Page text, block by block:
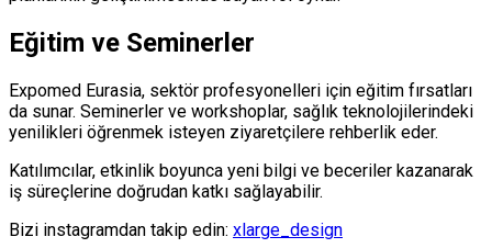
Eğitim ve Seminerler
Expomed Eurasia, sektör profesyonelleri için eğitim fırsatları
da sunar. Seminerler ve workshoplar, sağlık teknolojilerindeki
yenilikleri öğrenmek isteyen ziyaretçilere rehberlik eder.
Katılımcılar, etkinlik boyunca yeni bilgi ve beceriler kazanarak
iş süreçlerine doğrudan katkı sağlayabilir.
Bizi instagramdan takip edin: xlarge_design